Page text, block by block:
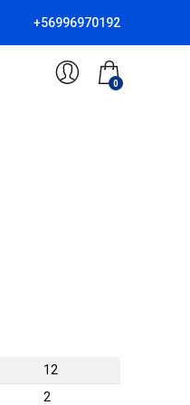
+56996970192
0
12
2